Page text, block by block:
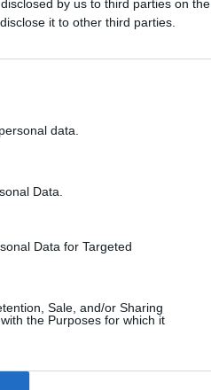
by us to third parties on the
it to other third parties.
data.
Data.
Data for Targeted
Sale, and/or Sharing
the Purposes for which it
in totaal 6
ik ermee gestopt.